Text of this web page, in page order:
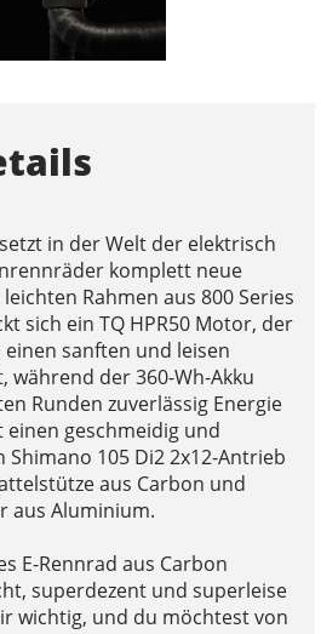
in der Welt der elektrisch
komplett neue
Rahmen aus 800 Series
sich ein TQ HPR50 Motor, der
sanften und leisen
der 360-Wh-Akku
Runden zuverlässig Energie
geschmeidig und
105 Di2 2x12-Antrieb
aus Carbon und
aus Aluminium.
E-Rennrad aus Carbon
superdezent und superleise
wichtig, und du möchtest von